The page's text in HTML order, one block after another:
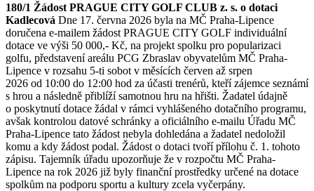
180/1 Žádost PRAGUE CITY GOLF CLUB z. s. o dotaci
Kadlecová Dne 17. června 2026 byla na MČ Praha-Lipence
doručena e-mailem žádost PRAGUE CITY GOLF individuální
dotace ve výši 50 000,- Kč, na projekt spolku pro popularizaci
golfu, představení areálu PCG Zbraslav obyvatelům MČ Praha-
Lipence v rozsahu 5-ti sobot v měsících červen až srpen
2026 od 10:00 do 12:00 hod za účasti trenérů, kteří zájemce seznámí
s hrou a následně přiblíží samotnou hru na hřišti. Žadatel údajně
o poskytnutí dotace žádal v rámci vyhlášeného dotačního programu,
avšak kontrolou datové schránky a oficiálního e-mailu Úřadu MČ
Praha-Lipence tato žádost nebyla dohledána a žadatel nedoložil
komu a kdy žádost podal. Žádost o dotaci tvoří přílohu č. 1. tohoto
zápisu. Tajemník úřadu upozorňuje že v rozpočtu MČ Praha-
Lipence na rok 2026 již byly finanční prostředky určené na dotace
spolkům na podporu sportu a kultury zcela vyčerpány.